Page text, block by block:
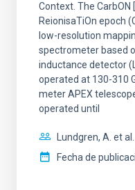
Context. The CarbON
ReionisaTiOn epoch
low-resolution
spectrometer based
inductance detector
operated at 130-310
meter APEX
operated until
Lundgren, A. et al.
Fecha de